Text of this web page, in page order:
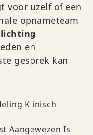
voor uzelf of een
opnameteam
en
gesprek kan
Klinisch
Aangewezen Is